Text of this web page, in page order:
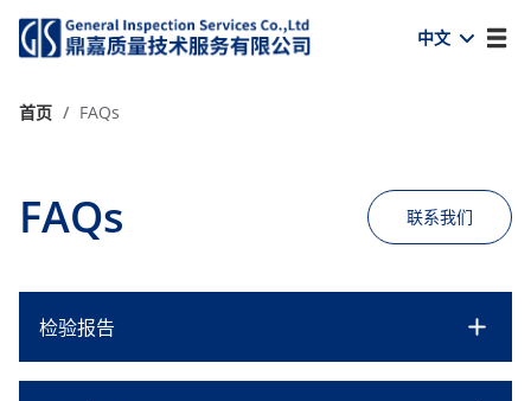
中文
首页 / FAQs
FAQs 联系我们
检验报告